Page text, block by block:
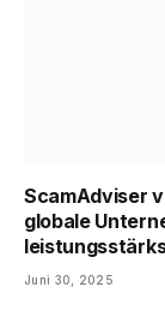
ScamAdviser
globale
Juni 30, 2025